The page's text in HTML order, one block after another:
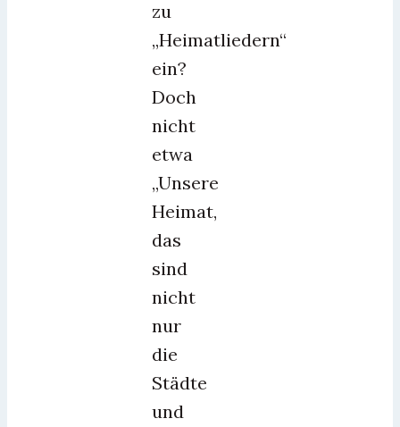
zu
„Heimatliedern“
ein?
Doch
nicht
etwa
„Unsere
Heimat,
das
sind
nicht
nur
die
Städte
und